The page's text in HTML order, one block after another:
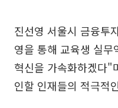
진선영 서울시 금융투
영을 통해 교육생 실
혁신을 가속화하겠다"
인할 인재들의 적극적